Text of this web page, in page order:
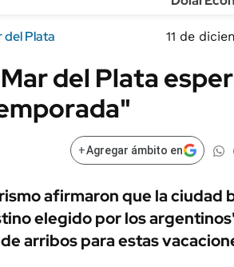
Sustentabilidad
ENERGY REPORT
POLÍTICA
URUGUAY
del Plata 11 de
del Plata
+Agregar ámbito en
afirmaron que la ciudad
elegido por los
arribos para estas